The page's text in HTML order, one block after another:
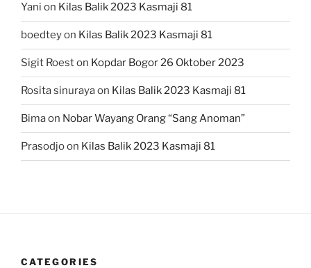
Yani on Kilas Balik 2023 Kasmaji 81
boedteyon Kilas Balik 2023 Kasmaji 81
Sigit Roeston Kopdar Bogor 26 Oktober 2023
Rosita sinurayaon Kilas Balik 2023 Kasmaji 81
Bimaon Nobar Wayang Orang “Sang Anoman”
Prasodjoon Kilas Balik 2023 Kasmaji 81
CATEGORIES